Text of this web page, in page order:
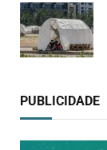
PUBLICIDADE